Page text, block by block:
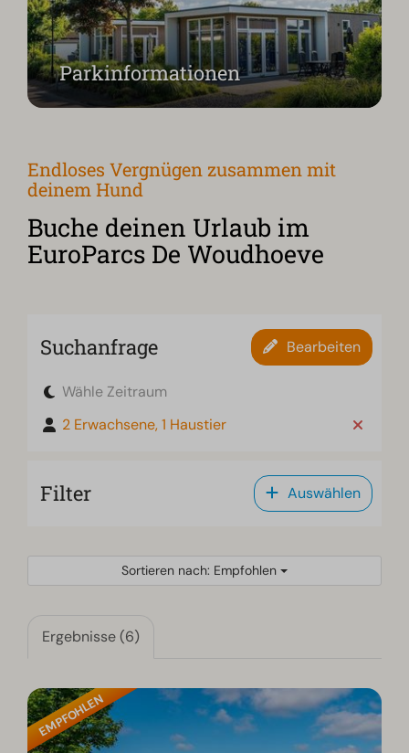
Parkinformationen
Endloses Vergnügen zusammen mit
deinem Hund
Buche deinen Urlaub im
EuroParcs De Woudhoeve
Suchanfrage Bearbeiten
Wähle Zeitraum
2 Erwachsene, 1 Haustier
Filter Auswählen
Sortieren nach: Empfohlen
Ergebnisse (6)
EMPFOHLEN